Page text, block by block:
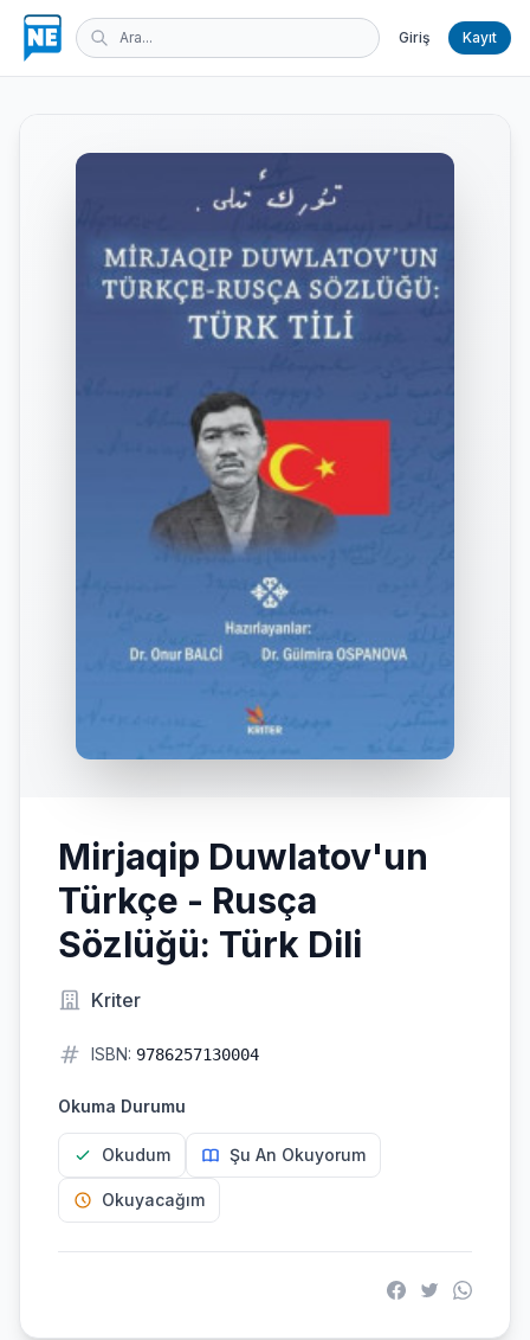
Giriş Kayıt
Mirjaqip Duwlatov'un
Türkçe - Rusça
Sözlüğü: Türk Dili
Kriter
ISBN: 9786257130004
Okuma Durumu
Okudum Şu An Okuyorum
Okuyacağım